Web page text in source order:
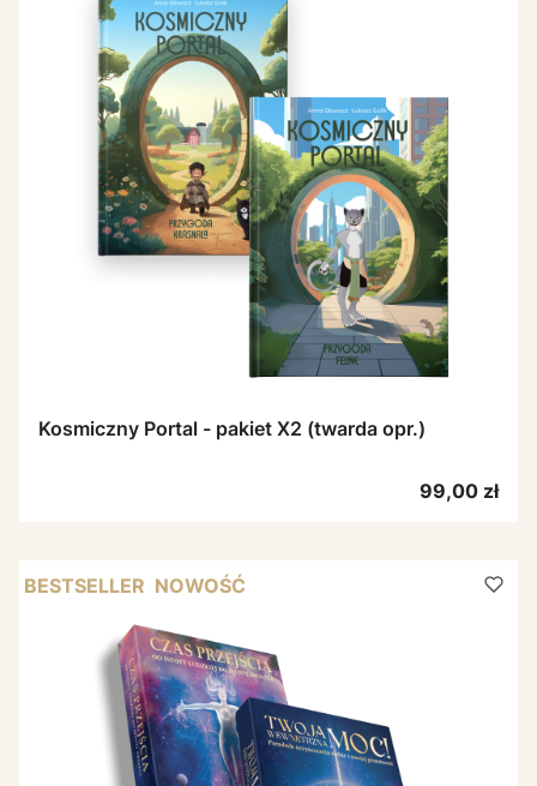
Kosmiczny Portal - pakiet X2 (twarda opr.)
Cena
99,00 zł
BESTSELLER NOWOŚĆ